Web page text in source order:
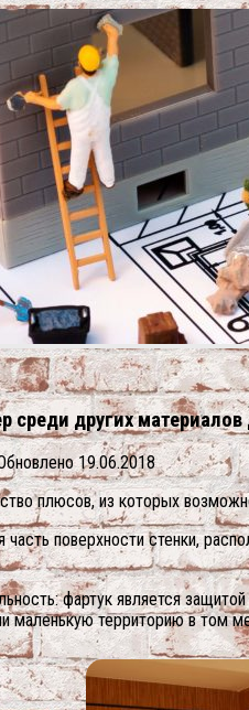
среди других
19.06.2018
плюсов, из которых
поверхности стенки,
фартук является
маленькую территорию в том